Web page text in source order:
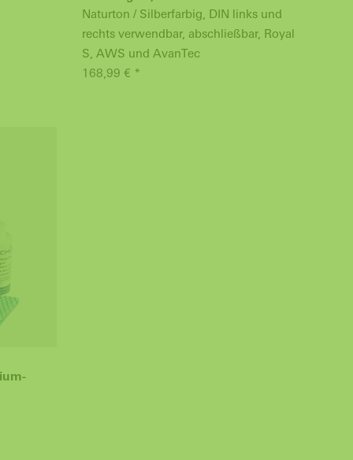
Naturton / Silberfarbig, DIN links und
rechts verwendbar, abschließbar, Royal
S, AWS und AvanTec
168,99 € *